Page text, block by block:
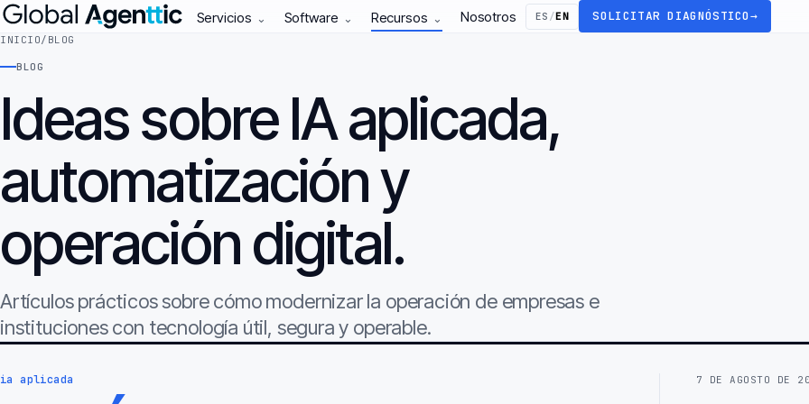
Servicios ⌄ Software ⌄ Recursos ⌄ Nosotros ES /EN SOLICITAR DIAGNÓSTICO→
INICIO/ BLOG
BLOG
Ideas sobre IA aplicada,
automatización y
operación digital.
Artículos prácticos sobre cómo modernizar la operación de empresas e
instituciones con tecnología útil, segura y operable.
ia aplicada 7 DE AGOSTO DE